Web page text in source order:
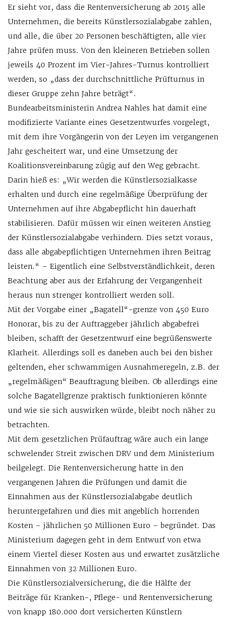
Er sieht vor, dass die Rentenversicherung ab 2015 alle
Unternehmen, die bereits Künstlersozialabgabe zahlen,
und alle, die über 20 Personen beschäftigten, alle vier
Jahre prüfen muss. Von den kleineren Betrieben sollen
jeweils 40 Prozent im Vier-Jahres-Turnus kontrolliert
werden, so „dass der durchschnittliche Prüfturnus in
dieser Gruppe zehn Jahre beträgt“.
Bundearbeitsministerin Andrea Nahles hat damit eine
modifizierte Variante eines Gesetzentwurfes vorgelegt,
mit dem ihre Vorgängerin von der Leyen im vergangenen
Jahr gescheitert war, und eine Umsetzung der
Koalitionsvereinbarung zügig auf den Weg gebracht.
Darin hieß es: „Wir werden die Künstlersozialkasse
erhalten und durch eine regelmäßige Überprüfung der
Unternehmen auf ihre Abgabepflicht hin dauerhaft
stabilisieren. Dafür müssen wir einen weiteren Anstieg
der Künstlersozialabgabe verhindern. Dies setzt voraus,
dass alle abgabepflichtigen Unternehmen ihren Beitrag
leisten.“ – Eigentlich eine Selbstverständlichkeit, deren
Beachtung aber aus der Erfahrung der Vergangenheit
heraus nun strenger kontrolliert werden soll.
Mit der Vorgabe einer „Bagatell“-grenze von 450 Euro
Honorar, bis zu der Auftraggeber jährlich abgabefrei
bleiben, schafft der Gesetzentwurf eine begrüßenswerte
Klarheit. Allerdings soll es daneben auch bei den bisher
geltenden, eher schwammigen Ausnahmeregeln, z.B. der
„regelmäßigen“ Beauftragung bleiben. Ob allerdings eine
solche Bagatellgrenze praktisch funktionieren könnte
und wie sie sich auswirken würde, bleibt noch näher zu
betrachten.
Mit dem gesetzlichen Prüfauftrag wäre auch ein lange
schwelender Streit zwischen DRV und dem Ministerium
beilgelegt. Die Rentenversicherung hatte in den
vergangenen Jahren die Prüfungen und damit die
Einnahmen aus der Künstlersozialabgabe deutlich
heruntergefahren und dies mit angeblich horrenden
Kosten – jährlichen 50 Millionen Euro – begründet. Das
Ministerium dagegen geht in dem Entwurf von etwa
einem Viertel dieser Kosten aus und erwartet zusätzliche
Einnahmen von 32 Millionen Euro.
Die Künstlersozialversicherung, die die Hälfte der
Beiträge für Kranken-, Pflege- und Rentenversicherung
von knapp 180.000 dort versicherten Künstlern